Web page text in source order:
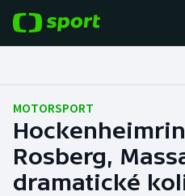
Fotbal
Hokej
Tenis
MOTORSPORT
Rosberg,
dramatické